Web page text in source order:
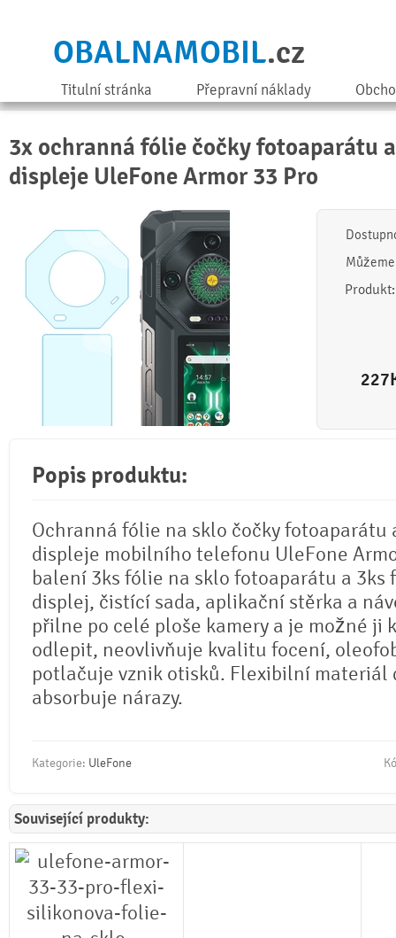
OBALNAMOBIL.cz
Titulní stránka Přepravní náklady
3x ochranná fólie čočky fotoaparátu
displeje UleFone Armor 33 Pro
227
Popis produktu:
Ochranná fólie na sklo čočky fotoaparátu
displeje mobilního telefonu UleFone
balení 3ks fólie na sklo fotoaparátu a 3ks
displej, čistící sada, aplikační stěrka a
přilne po celé ploše kamery a je možné ji
odlepit, neovlivňuje kvalitu focení,
potlačuje vznik otisků. Flexibilní materiál
absorbuje nárazy.
Kategorie: UleFone
Související produkty: